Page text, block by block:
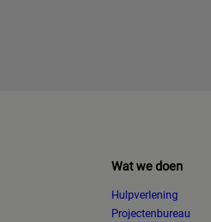
Wat we doen
Hulpverlening
Projectenbureau